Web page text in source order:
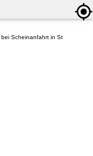
Scheinanfahrt in St